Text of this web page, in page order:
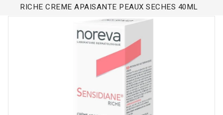
RICHE CREME APAISANTE PEAUX SECHES 40ML